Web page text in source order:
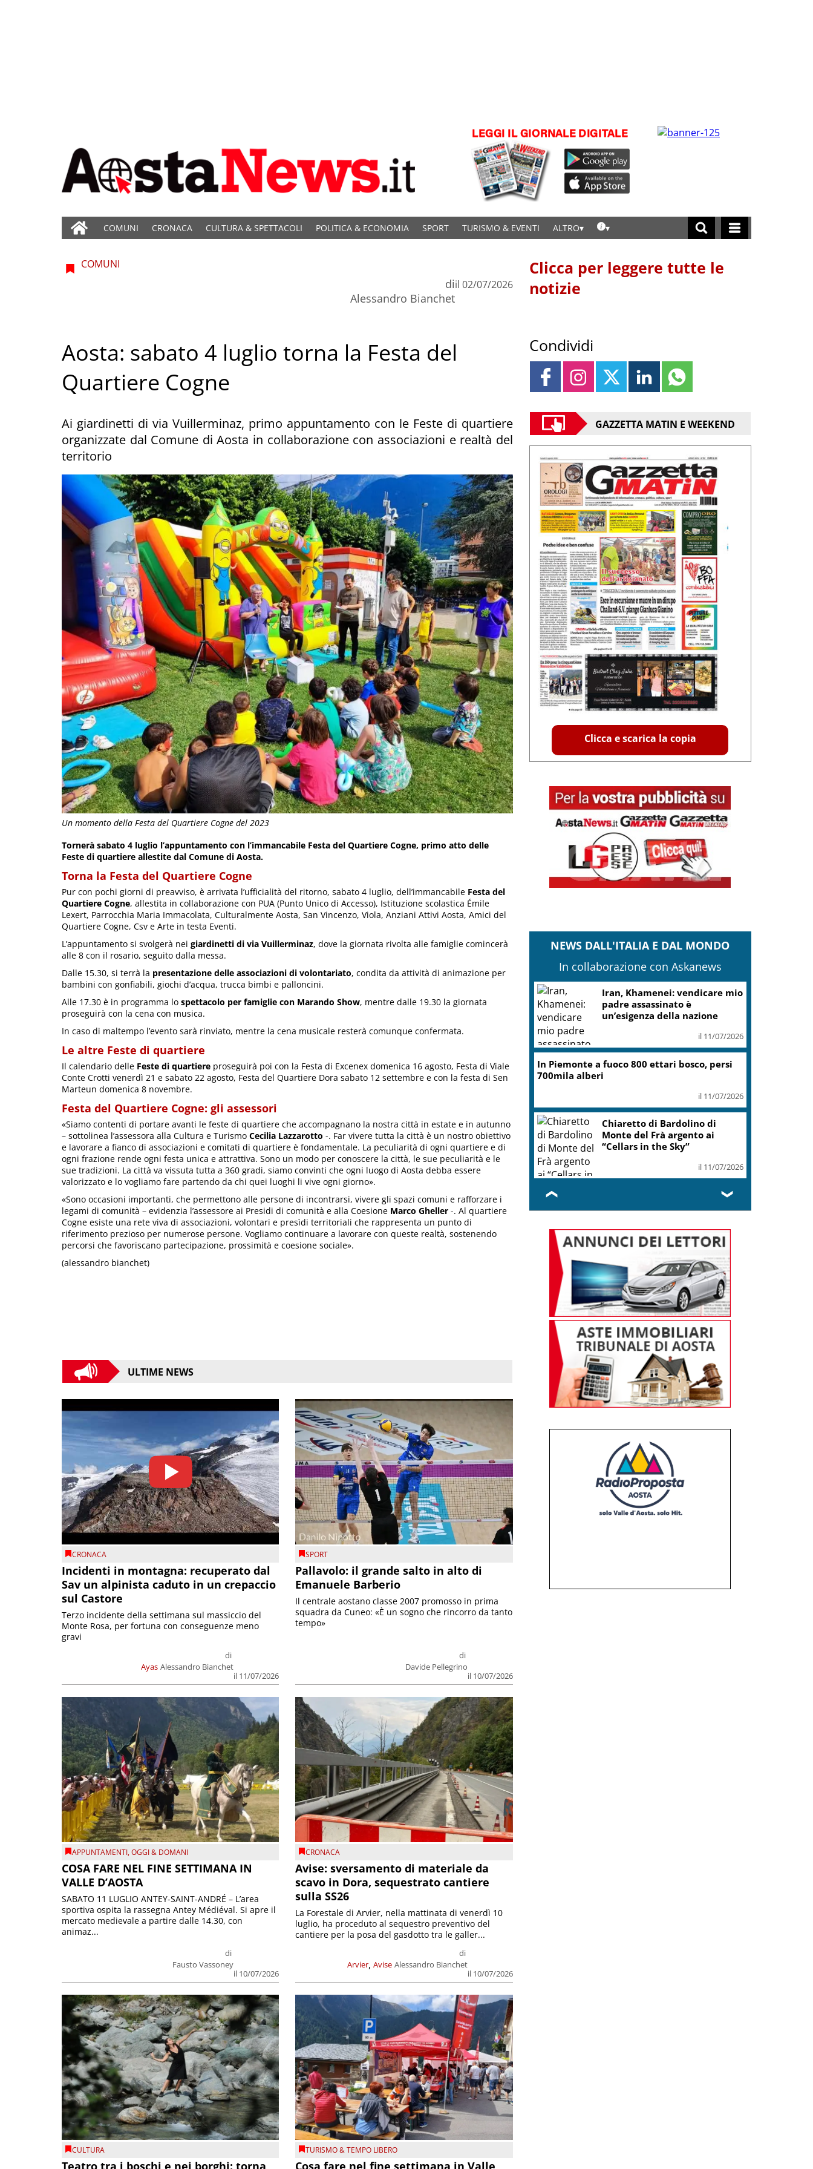
COMUNI CRONACA CULTURA & SPETTACOLI POLITICA & ECONOMIA SPORT TURISMO & EVENTI ALTRO
Un momento della Festa del Quartiere Cogne del 2023
COMUNI
di
Alessandro Bianchet
il 02/07/2026
Aosta: sabato 4 luglio torna la Festa del
Quartiere Cogne
Ai giardinetti di via Vuillerminaz, primo appuntamento con le Feste di quartiere
organizzate dal Comune di Aosta in collaborazione con associazioni e realtà del
territorio
Tornerà sabato 4 luglio l’appuntamento con l’immancabile Festa del Quartiere Cogne, primo atto delle
Feste di quartiere allestite dal Comune di Aosta.
Torna la Festa del Quartiere Cogne
Pur con pochi giorni di preavviso, è arrivata l’ufficialità del ritorno, sabato 4 luglio, dell’immancabile Festa del
Quartiere Cogne, allestita in collaborazione con PUA (Punto Unico di Accesso), Istituzione scolastica Émile
Lexert, Parrocchia Maria Immacolata, Culturalmente Aosta, San Vincenzo, Viola, Anziani Attivi Aosta, Amici del
Quartiere Cogne, Csv e Arte in testa Eventi.
L’appuntamento si svolgerà nei giardinetti di via Vuillerminaz, dove la giornata rivolta alle famiglie comincerà
alle 8 con il rosario, seguito dalla messa.
Dalle 15.30, si terrà la presentazione delle associazioni di volontariato, condita da attività di animazione per
bambini con gonfiabili, giochi d’acqua, trucca bimbi e palloncini.
Alle 17.30 è in programma lo spettacolo per famiglie con Marando Show, mentre dalle 19.30 la giornata
proseguirà con la cena con musica.
In caso di maltempo l’evento sarà rinviato, mentre la cena musicale resterà comunque confermata.
Le altre Feste di quartiere
Il calendario delle Feste di quartiere proseguirà poi con la Festa di Excenex domenica 16 agosto, Festa di Viale
Conte Crotti venerdì 21 e sabato 22 agosto, Festa del Quartiere Dora sabato 12 settembre e con la festa di Sen
Marteun domenica 8 novembre.
Festa del Quartiere Cogne: gli assessori
«Siamo contenti di portare avanti le feste di quartiere che accompagnano la nostra città in estate e in autunno
– sottolinea l’assessora alla Cultura e Turismo Cecilia Lazzarotto -. Far vivere tutta la città è un nostro obiettivo
e lavorare a fianco di associazioni e comitati di quartiere è fondamentale. La peculiarità di ogni quartiere e di
ogni frazione rende ogni festa unica e attrattiva. Sono un modo per conoscere la città, le sue peculiarità e le
sue tradizioni. La città va vissuta tutta a 360 gradi, siamo convinti che ogni luogo di Aosta debba essere
valorizzato e lo vogliamo fare partendo da chi quei luoghi li vive ogni giorno».
«Sono occasioni importanti, che permettono alle persone di incontrarsi, vivere gli spazi comuni e rafforzare i
legami di comunità – evidenzia l’assessore ai Presidi di comunità e alla Coesione Marco Gheller -. Al quartiere
Cogne esiste una rete viva di associazioni, volontari e presìdi territoriali che rappresenta un punto di
riferimento prezioso per numerose persone. Vogliamo continuare a lavorare con queste realtà, sostenendo
percorsi che favoriscano partecipazione, prossimità e coesione sociale».
(alessandro bianchet)
ULTIME NEWS
CRONACA
Incidenti in montagna: recuperato dal
Sav un alpinista caduto in un crepaccio
sul Castore
Ayas
di
Alessandro Bianchet
il 11/07/2026
Terzo incidente della settimana sul massiccio del
Monte Rosa, per fortuna con conseguenze meno
gravi
SPORT
Pallavolo: il grande salto in alto di
Emanuele Barberio
di
Davide Pellegrino
il 10/07/2026
Il centrale aostano classe 2007 promosso in prima
squadra da Cuneo: «È un sogno che rincorro da tanto
tempo»
APPUNTAMENTI,OGGI & DOMANI
COSA FARE NEL FINE SETTIMANA IN
VALLE D’AOSTA
di
Fausto Vassoney
il 10/07/2026
SABATO 11 LUGLIO ANTEY-SAINT-ANDRÉ – L’area
sportiva ospita la rassegna Antey Médiéval. Si apre il
mercato medievale a partire dalle 14.30, con
animaz...
CRONACA
Avise: sversamento di materiale da
scavo in Dora, sequestrato cantiere
sulla SS26
Arvier, Avise
di
Alessandro Bianchet
il 10/07/2026
La Forestale di Arvier, nella mattinata di venerdì 10
luglio, ha proceduto al sequestro preventivo del
cantiere per la posa del gasdotto tra le galler...
CULTURA TURISMO & TEMPO LIBERO
Clicca per leggere tutte le
notizie
Condividi
GAZZETTA MATIN E WEEKEND
Clicca e scarica la copia
NEWS DALL'ITALIA E DAL MONDO
In collaborazione con Askanews
Iran, Khamenei: vendicare mio
padre assassinato è
un’esigenza della nazione
il 11/07/2026
In Piemonte a fuoco 800 ettari bosco, persi
700mila alberi
il 11/07/2026
Chiaretto di Bardolino di
Monte del Frà argento ai
“Cellars in the Sky”
il 11/07/2026
❮ ❯